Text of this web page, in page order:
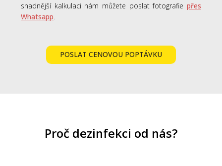
snadnější kalkulaci nám můžete poslat fotografie přes
Whatsapp.
POSLAT CENOVOU POPTÁVKU
Proč dezinfekci od nás?